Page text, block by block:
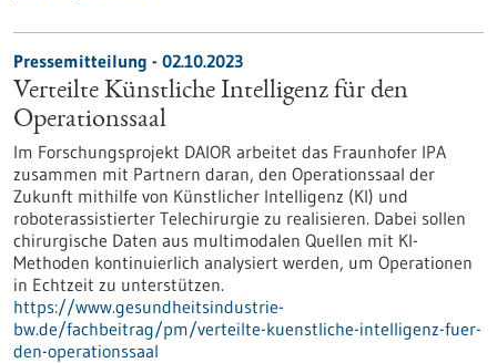
Pressemitteilung - 02.10.2023
Verteilte Künstliche Intelligenz für den
Operationssaal
Im Forschungsprojekt DAIOR arbeitet das Fraunhofer IPA
zusammen mit Partnern daran, den Operationssaal der
Zukunft mithilfe von Künstlicher Intelligenz (KI) und
roboterassistierter Telechirurgie zu realisieren. Dabei sollen
chirurgische Daten aus multimodalen Quellen mit KI-
Methoden kontinuierlich analysiert werden, um Operationen
in Echtzeit zu unterstützen.
https://www.gesundheitsindustrie-
bw.de/fachbeitrag/pm/verteilte-kuenstliche-intelligenz-fuer-
den-operationssaal